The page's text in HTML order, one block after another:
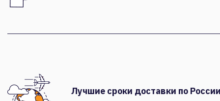
Лучшие сроки доставки по